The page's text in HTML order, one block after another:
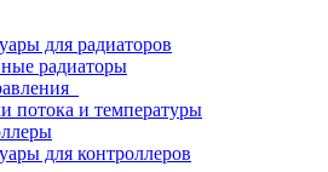
для радиаторов
радиаторы
потока и температуры
для контроллеров